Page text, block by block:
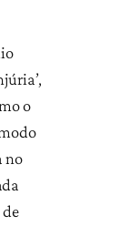
o
no